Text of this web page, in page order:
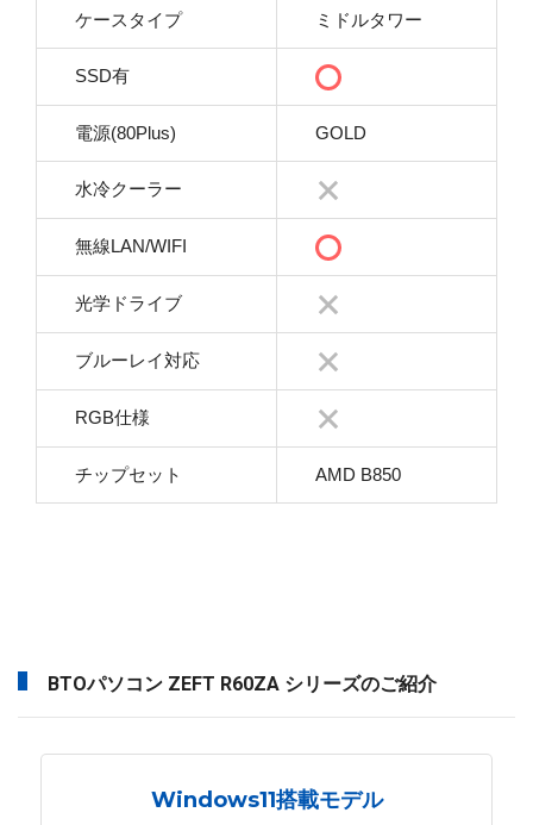
ケースタイプ ミドルタワー
SSD有
電源(80Plus) GOLD
水冷クーラー
無線LAN/WIFI
光学ドライブ
ブルーレイ対応
RGB仕様
チップセット AMD B850
BTOパソコン ZEFT R60ZA シリーズのご紹介
Windows11搭載モデル